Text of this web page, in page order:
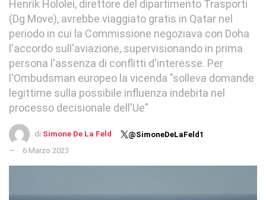
Henrik Hololei, direttore del dipartimento Trasporti
(Dg Move), avrebbe viaggiato gratis in Qatar nel
periodo in cui la Commissione negoziava con Doha
l'accordo sull'aviazione, supervisionando in prima
persona l'assenza di conflitti d'interesse. Per
l'Ombudsman europeo la vicenda "solleva domande
legittime sulla possibile influenza indebita nel
processo decisionale dell'Ue"
di Simone De La Feld
@SimoneDeLaFeld1
6 Marzo 2023